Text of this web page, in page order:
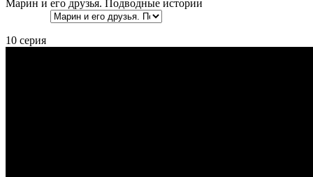
Марин и его друзья. Подводные истории
10 серия